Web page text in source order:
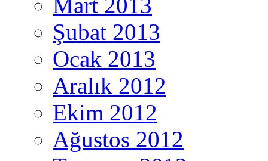
Mart 2013
Şubat 2013
Ocak 2013
Aralık 2012
Ekim 2012
Ağustos 2012